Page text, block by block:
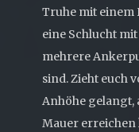
Truhe mit einem
eine Schlucht
mehrere
sind. Zieht euch
Anhöhe gelangt,
Mauer erreichen